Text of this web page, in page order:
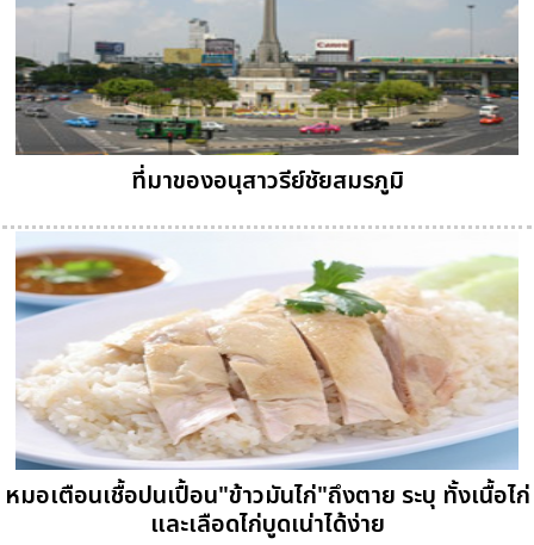
ที่มาของอนุสาวรีย์ชัยสมรภูมิ
หมอเตือนเชื้อปนเปื้อน"ข้าวมันไก่"ถึงตาย ระบุ ทั้งเนื้อไก่
และเลือดไก่บูดเน่าได้ง่าย